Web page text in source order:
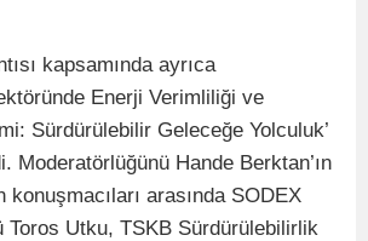
kapsamında ayrıca
Enerji Verimliliği ve
Sürdürülebilir Geleceğe Yolculuk’
Moderatörlüğünü Hande Berktan’ın
konuşmacıları arasında SODEX
Toros Utku, TSKB Sürdürülebilirlik